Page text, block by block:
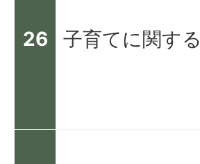
26 子育てに関す